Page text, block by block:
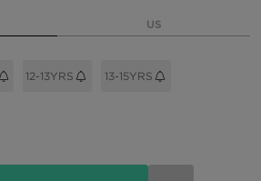
US
12-13YRS 13-15YRS